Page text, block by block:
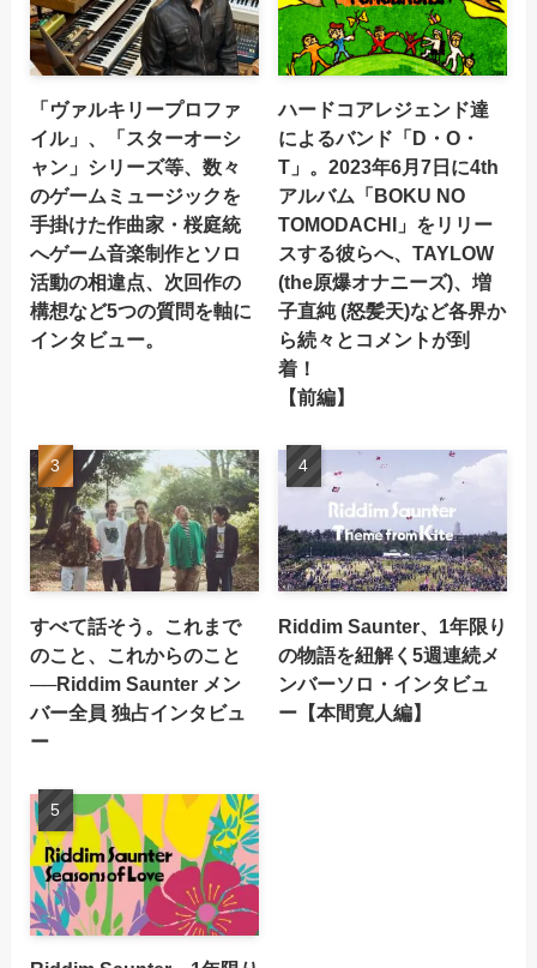
「ヴァルキリープロファ
イル」、「スターオーシ
ャン」シリーズ等、数々
のゲームミュージックを
手掛けた作曲家・桜庭統
へゲーム音楽制作とソロ
活動の相違点、次回作の
構想など5つの質問を軸に
インタビュー。
ハードコアレジェンド達
によるバンド「D・O・
T」。2023年6月7日に4th
アルバム「BOKU NO
TOMODACHI」をリリー
スする彼らへ、TAYLOW
(the原爆オナニーズ)、増
子直純 (怒髪天)など各界か
ら続々とコメントが到
着！
【前編】
すべて話そう。これまで
のこと、これからのこと
──Riddim Saunter メン
バー全員 独占インタビュ
ー
Riddim Saunter、1年限り
の物語を紐解く5週連続メ
ンバーソロ・インタビュ
ー【本間寛人編】